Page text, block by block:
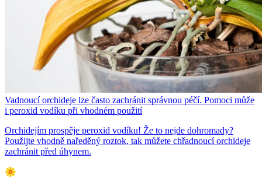
Vadnoucí orchideje lze často zachránit správnou péčí. Pomoci může
i peroxid vodíku při vhodném použití
Orchidejím prospěje peroxid vodíku! Že to nejde dohromady?
Použijte vhodně naředěný roztok, tak můžete chřadnoucí orchideje
zachránit před úhynem.